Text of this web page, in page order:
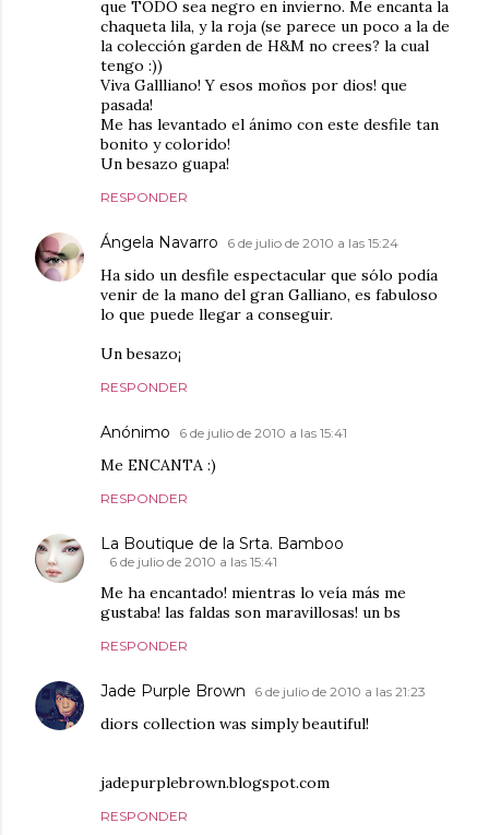
que TODO sea negro en invierno. Me encanta la
chaqueta lila, y la roja (se parece un poco a la de
la colección garden de H&M no crees? la cual
tengo :))
Viva Gallliano! Y esos moños por dios! que
pasada!
Me has levantado el ánimo con este desfile tan
bonito y colorido!
Un besazo guapa!
RESPONDER
Ángela Navarro 6 de julio de 2010 a las 15:24
Ha sido un desfile espectacular que sólo podía
venir de la mano del gran Galliano, es fabuloso
lo que puede llegar a conseguir.
Un besazo¡
RESPONDER
Anónimo 6 de julio de 2010 a las 15:41
Me ENCANTA :)
RESPONDER
La Boutique de la Srta. Bamboo
6 de julio de 2010 a las 15:41
Me ha encantado! mientras lo veía más me
gustaba! las faldas son maravillosas! un bs
RESPONDER
Jade Purple Brown 6 de julio de 2010 a las 21:23
diors collection was simply beautiful!
jadepurplebrown.blogspot.com
RESPONDER